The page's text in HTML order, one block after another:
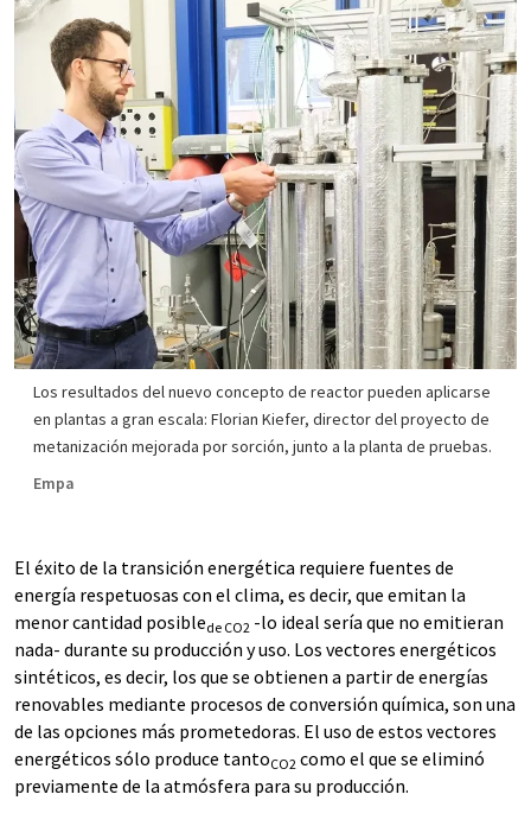
Los resultados del nuevo concepto de reactor pueden aplicarse
en plantas a gran escala: Florian Kiefer, director del proyecto de
metanización mejorada por sorción, junto a la planta de pruebas.
Empa
El éxito de la transición energética requiere fuentes de
energía respetuosas con el clima, es decir, que emitan la
menor cantidad posiblede CO2 -lo ideal sería que no emitieran
nada- durante su producción y uso. Los vectores energéticos
sintéticos, es decir, los que se obtienen a partir de energías
renovables mediante procesos de conversión química, son una
de las opciones más prometedoras. El uso de estos vectores
energéticos sólo produce tantoCO2 como el que se eliminó
previamente de la atmósfera para su producción.